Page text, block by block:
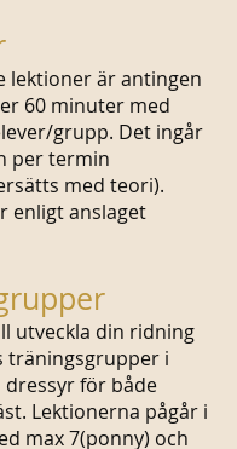
lektioner är antingen
60 minuter med
grupp. Det ingår
per termin
med teori).
enligt anslaget
utveckla din ridning
träningsgrupper i
för både
Lektionerna pågår i
max 7(ponny) och